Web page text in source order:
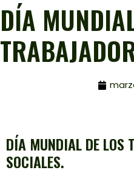
DÍA
DÍA MUNDIAL DE LOS
SOCIALES.